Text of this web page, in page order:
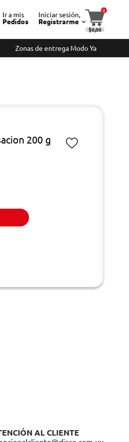
Ir a mis
Pedidos
Iniciar sesión,
Registrarme
0
$0,00
Zonas de entrega Modo Ya
200 g
AL CLIENTE